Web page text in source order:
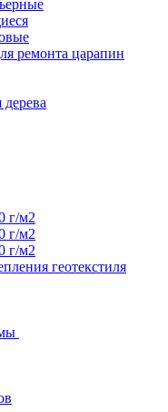
ремонта царапин
г/м2
г/м2
г/м2
геотекстиля